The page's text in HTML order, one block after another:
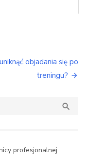
objadania się po
treningu?

profesjonalnej